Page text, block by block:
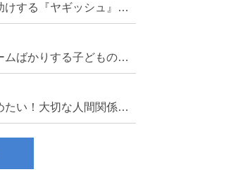
公認心理師の就活と心理業界の採用を手助けする『ヤギッシュ』と『ヤギオファー』
「うちの子もしかしてゲーム依存？」ゲームばかりする子どもの心理と解決策
無意識にマウントを取ってしまうのをやめたい！大切な人間関係を壊す前にできること